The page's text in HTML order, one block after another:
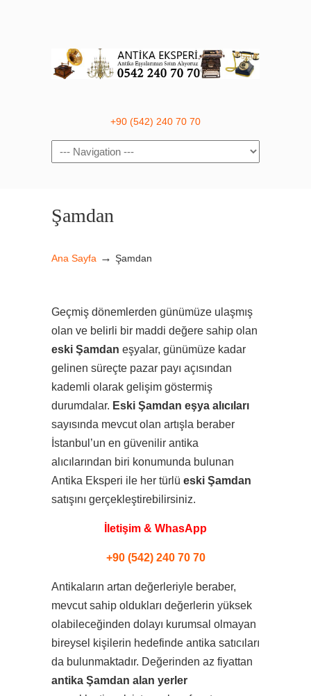
+90 (542) 240 70 70
Navigation
Şamdan
Ana Sayfa → Şamdan
Geçmiş dönemlerden günümüze ulaşmış
olan ve belirli bir maddi değere sahip olan
eski Şamdan eşyalar, günümüze kadar
gelinen süreçte pazar payı açısından
kademli olarak gelişim göstermiş
durumdalar. Eski Şamdan eşya alıcıları
sayısında mevcut olan artışla beraber
İstanbul’un en güvenilir antika
alıcılarından biri konumunda bulunan
Antika Eksperi ile her türlü eski Şamdan
satışını gerçekleştirebilirsiniz.
İletişim & WhasApp
+90 (542) 240 70 70
Antikaların artan değerleriyle beraber,
mevcut sahip oldukları değerlerin yüksek
olabileceğinden dolayı kurumsal olmayan
bireysel kişilerin hedefinde antika satıcıları
da bulunmaktadır. Değerinden az fiyattan
antika Şamdan alan yerler